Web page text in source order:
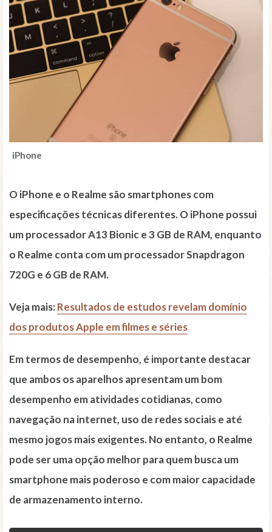
iPhone
O iPhone e o Realme são smartphones com
especificações técnicas diferentes. O iPhone possui
um processador A13 Bionic e 3 GB de RAM, enquanto
o Realme conta com um processador Snapdragon
720G e 6 GB de RAM.
Veja mais:Resultados de estudos revelam domínio
dos produtos Apple em filmes e séries
Em termos de desempenho, é importante destacar
que ambos os aparelhos apresentam um bom
desempenho em atividades cotidianas, como
navegação na internet, uso de redes sociais e até
mesmo jogos mais exigentes. No entanto, o Realme
pode ser uma opção melhor para quem busca um
smartphone mais poderoso e com maior capacidade
de armazenamento interno.